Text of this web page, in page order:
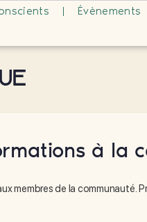
Évènements
à la
membres de la communauté.